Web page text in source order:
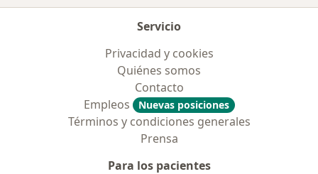
Servicio
Privacidad y cookies
Quiénes somos
Contacto
Empleos
Nuevas posiciones
Términos y condiciones generales
Prensa
Para los pacientes